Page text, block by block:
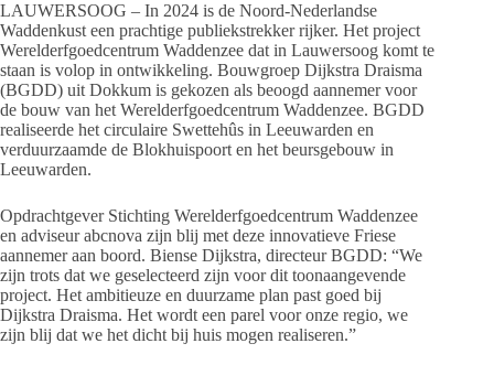
LAUWERSOOG – In 2024 is de Noord-Nederlandse
Waddenkust een prachtige publiekstrekker rijker. Het project
Werelderfgoedcentrum Waddenzee dat in Lauwersoog komt te
staan is volop in ontwikkeling. Bouwgroep Dijkstra Draisma
(BGDD) uit Dokkum is gekozen als beoogd aannemer voor
de bouw van het Werelderfgoedcentrum Waddenzee. BGDD
realiseerde het circulaire Swettehûs in Leeuwarden en
verduurzaamde de Blokhuispoort en het beursgebouw in
Leeuwarden.
Opdrachtgever Stichting Werelderfgoedcentrum Waddenzee
en adviseur abcnova zijn blij met deze innovatieve Friese
aannemer aan boord. Biense Dijkstra, directeur BGDD: “We
zijn trots dat we geselecteerd zijn voor dit toonaangevende
project. Het ambitieuze en duurzame plan past goed bij
Dijkstra Draisma. Het wordt een parel voor onze regio, we
zijn blij dat we het dicht bij huis mogen realiseren.”